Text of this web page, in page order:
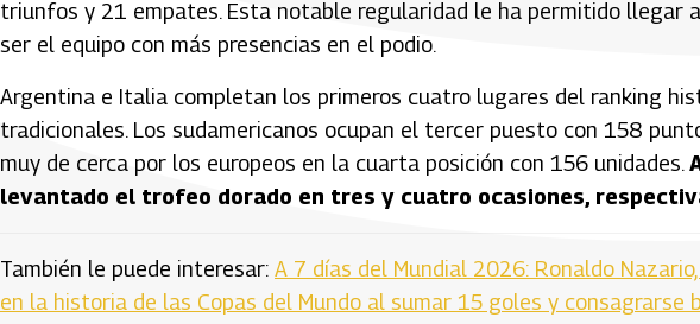
triunfos y 21 empates. Esta notable regularidad le ha permitido llegar
ser el equipo con más presencias en el podio.
Argentina e Italia completan los primeros cuatro lugares del ranking
tradicionales. Los sudamericanos ocupan el tercer puesto con 158
muy de cerca por los europeos en la cuarta posición con 156 unidades.
levantado el trofeo dorado en tres y cuatro ocasiones,
También le puede interesar: A 7 días del Mundial 2026: Ronaldo
en la historia de las Copas del Mundo al sumar 15 goles y consagrarse